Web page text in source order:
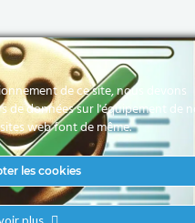
de ce site, nous devons
de données sur l'équipement de
web font de même.
les cookies